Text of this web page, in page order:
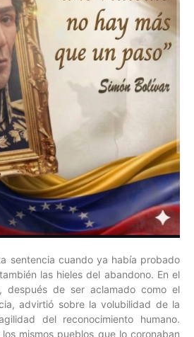
sentencia cuando ya había probado
las hieles del abandono. En el
después de ser aclamado como el
advirtió sobre la volubilidad de la
del reconocimiento humano.
mismos pueblos que lo coronaban